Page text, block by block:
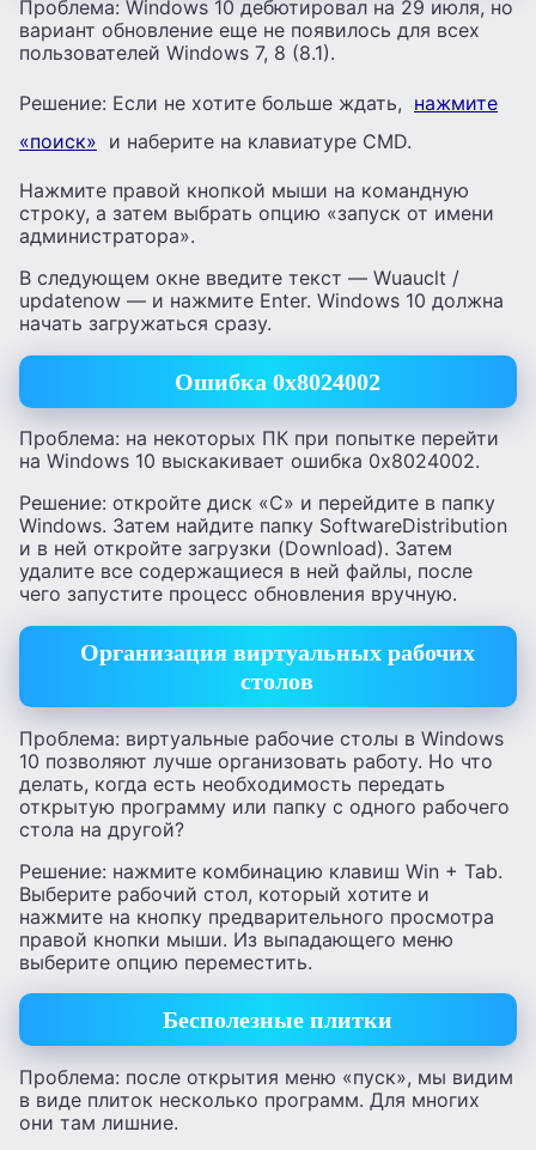
Проблема: Windows 10 дебютировал на 29 июля, но
вариант обновление еще не появилось для всех
пользователей Windows 7, 8 (8.1).
Решение: Если не хотите больше ждать, нажмите
«поиск» и наберите на клавиатуре CMD.
Нажмите правой кнопкой мыши на командную
строку, а затем выбрать опцию «запуск от имени
администратора».
В следующем окне введите текст — Wuauclt /
updatenow — и нажмите Enter. Windows 10 должна
начать загружаться сразу.
Ошибка 0x8024002
Проблема: на некоторых ПК при попытке перейти
на Windows 10 выскакивает ошибка 0x8024002.
Решение: откройте диск «С» и перейдите в папку
Windows. Затем найдите папку SoftwareDistribution
и в ней откройте загрузки (Download). Затем
удалите все содержащиеся в ней файлы, после
чего запустите процесс обновления вручную.
Организация виртуальных рабочих
столов
Проблема: виртуальные рабочие столы в Windows
10 позволяют лучше организовать работу. Но что
делать, когда есть необходимость передать
открытую программу или папку с одного рабочего
стола на другой?
Решение: нажмите комбинацию клавиш Win + Tab.
Выберите рабочий стол, который хотите и
нажмите на кнопку предварительного просмотра
правой кнопки мыши. Из выпадающего меню
выберите опцию переместить.
Бесполезные плитки
Проблема: после открытия меню «пуск», мы видим
в виде плиток несколько программ. Для многих
они там лишние.